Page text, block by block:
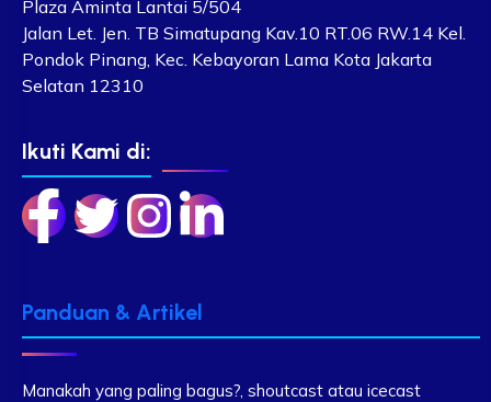
Plaza Aminta Lantai 5/504
Jalan Let. Jen. TB Simatupang Kav.10 RT.06 RW.14 Kel.
Pondok Pinang, Kec. Kebayoran Lama Kota Jakarta
Selatan 12310
Ikuti Kami di:
Panduan & Artikel
Manakah yang paling bagus?, shoutcast atau icecast